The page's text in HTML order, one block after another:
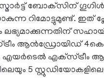
ബോക്‌സിന്
റിമോട്ടുമുണ്ട്. ഇത്
ലഭ്യമാക്കുന്നതിന്
ആന്‍ഡ്രോയിഡ് 4കെ
എയര്‍ടെല്‍ എക്‌സ്ട്രീം
5